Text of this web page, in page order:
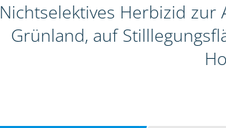
Nichtselektives Herbizid
Grünland, auf